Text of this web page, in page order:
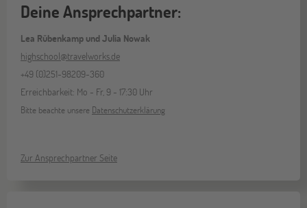
Deine Ansprechpartner:
Lea Rübenkamp und Julia Nowak
highschool@travelworks.de
+49 (0)251-98209-360
Erreichbarkeit: Mo - Fr, 9 - 17:30 Uhr
Bitte beachte unsere Datenschutzerklärung
Zur Ansprechpartner Seite